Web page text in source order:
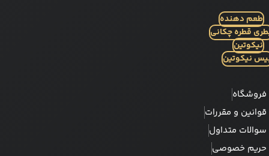
طعم دهنده
قطره چکانی
نیکوتین
نیکوتین
فروشگاه
قوانین و مقررات
سوالات متداول
حریم خصوصی